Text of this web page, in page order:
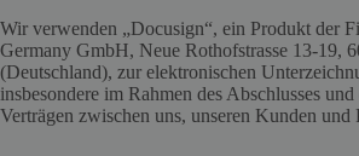
Wir verwenden „Docusign“, ein Produkt der
Germany GmbH, Neue Rothofstrasse 13-19,
(Deutschland), zur elektronischen
insbesondere im Rahmen des Abschlusses
Verträgen zwischen uns, unseren Kunden und